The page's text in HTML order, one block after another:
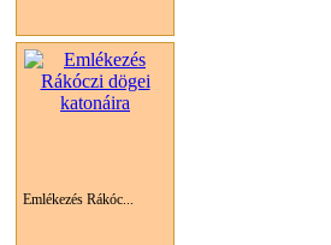
Emlékezés Rákóc...